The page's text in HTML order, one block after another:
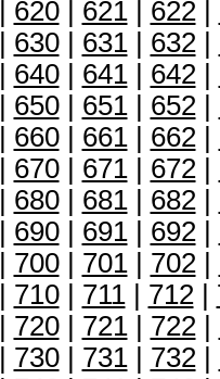
620| 621| 622|
630| 631| 632|
640| 641| 642|
650| 651| 652|
660| 661| 662|
670| 671| 672|
680| 681| 682|
690| 691| 692|
700| 701| 702|
710| 711| 712|
720| 721| 722|
730| 731| 732|